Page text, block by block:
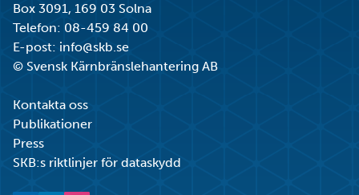
Box 3091, 169 03 Solna
Telefon: 08-459 84 00
E-post: info@skb.se
© Svensk Kärnbränslehantering AB
Kontakta oss
Publikationer
Press
SKB:s riktlinjer för dataskydd